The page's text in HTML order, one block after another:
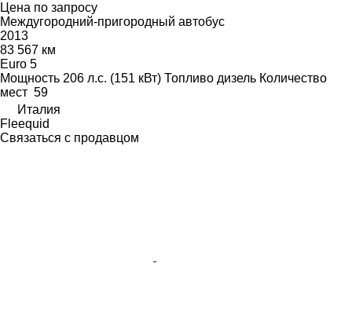
Цена по запросу
Междугородний-пригородный автобус
2013
83 567 км
Euro 5
Мощность 206 л.с. (151 кВт) Топливо дизель Количество
мест 59
Италия
Fleequid
Связаться с продавцом